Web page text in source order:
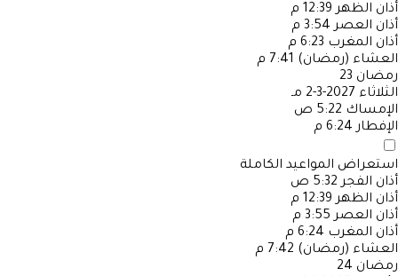
أذان الظهر 12:39 م
أذان العصر 3:54 م
أذان المغرب 6:23 م
العشاء (رمضان) 7:41 م
رمضان 23
الثلاثاء 2027-3-2 مـ
الإمساك 5:22 ص
الإفطار 6:24 م
استعراض المواعيد الكاملة
أذان الفجر 5:32 ص
أذان الظهر 12:39 م
أذان العصر 3:55 م
أذان المغرب 6:24 م
العشاء (رمضان) 7:42 م
رمضان 24